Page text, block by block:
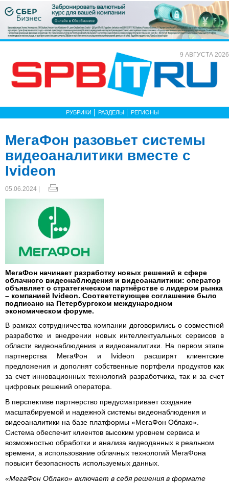
9 АВГУСТА 2026
РУБРИКИ РАЗДЕЛЫ РЕГИОНЫ
МегаФон разовьет системы
видеоаналитики вместе с
Ivideon
05.06.2024 |
МегаФон начинает разработку новых решений в сфере
облачного видеонаблюдения и видеоаналитики: оператор
объявляет о стратегическом партнёрстве с лидером рынка
– компанией Ivideon. Соответствующее соглашение было
подписано на Петербургском международном
экономическом форуме.
В рамках сотрудничества компании договорились о совместной
разработке и внедрении новых интеллектуальных сервисов в
области видеонаблюдения и видеоаналитики. На первом этапе
партнерства МегаФон и Ivideon расширят клиентские
предложения и дополнят собственные портфели продуктов как
за счет инновационных технологий разработчика, так и за счет
цифровых решений оператора.
В перспективе партнерство предусматривает создание
масштабируемой и надежной системы видеонаблюдения и
видеоаналитики на базе платформы «МегаФон Облако».
Система обеспечит клиентов высоким уровнем сервиса и
возможностью обработки и анализа видеоданных в реальном
времени, а использование облачных технологий МегаФона
повысит безопасность используемых данных.
«МегаФон Облако» включает в себя решения в формате